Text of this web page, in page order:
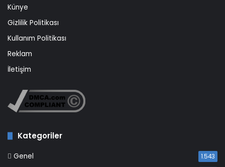
Künye
Gizlilik Politikası
Kullanım Politikası
Reklam
İletişim
Kategoriler
Genel 1.543